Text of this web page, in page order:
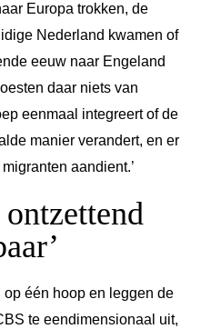
Europa trokken, de
Nederland kwamen of
eeuw naar Engeland
daar niets van
eenmaal integreert of de
manier verandert, en er
aandient.’
één hoop en leggen de
te eendimensionaal uit,